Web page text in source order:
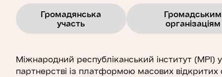
Громадянська
участь
Громадським
організаціям
Міжнародний республіканський інститут (МРІ) у
партнерстві із платформою масових відкритих